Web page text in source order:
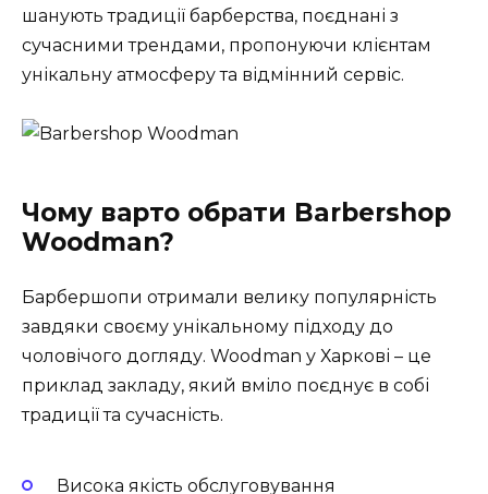
шанують традиції барберства, поєднані з
сучасними трендами, пропонуючи клієнтам
унікальну атмосферу та відмінний сервіс.
Чому варто обрати Barbershop
Woodman?
Барбершопи отримали велику популярність
завдяки своєму унікальному підходу до
чоловічого догляду. Woodman у Харкові – це
приклад закладу, який вміло поєднує в собі
традиції та сучасність.
Висока якість обслуговування